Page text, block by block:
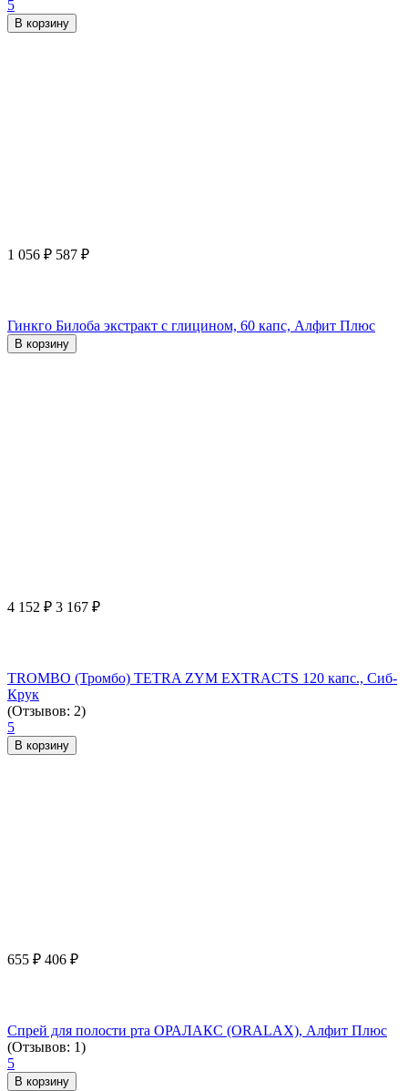
5
В корзину
1 056 ₽ 587 ₽
Гинкго Билоба экстракт с глицином, 60 капс, Алфит Плюс
В корзину
4 152 ₽ 3 167 ₽
TROMBO (Тромбо) TETRA ZYM EXTRACTS 120 капс., Сиб-
Крук
(Отзывов: 2)
5
В корзину
655 ₽ 406 ₽
Спрей для полости рта ОРАЛАКС (ORALAX), Алфит Плюс
(Отзывов: 1)
5
В корзину